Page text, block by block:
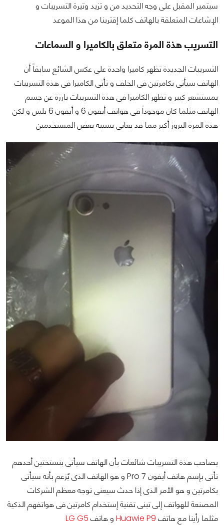
سبتمبر المقبل على وجه التحديد من و تزيد وتيرة التسريبات و
الإشاعات المتعلقة بالهاتف كلما إقتربنا من هذا الموعد
التسريب هذة المرة متعلق بالكاميرا و السماعات
التسريبات الجديدة تظهر كاميرا واحدة على عكس الشائع سابقاً أن
الهاتف سيأتى بكامرتين فى الخلف و تأتى الكاميرا فى هذة التسريبات
بمستشعر كبير و تظهر الكاميرا فى هذة التسريبات بارزة عن جسم
الهاتف مثلما كان موجوداً فى هواتف أيفون 6 و أيفون 6 بلس و لكن
هذة المرة البروز أكبر مما قد يعانى بسببه بعض المستخدمين
يصاحب هذة التسريبات شائعات بأن الهاتف سيأتى بنستختين أحدهم
تأتى بإسم هاتف أيفون 7 Pro و هو الهاتف الذى يٌزعم بأنه سيأتى
بكامرتين و هو الأمر الذى إذا حدث سيعنى توجه معظم الشركات
المصنعة للهواتف إلى تبنى تقنية إستخدام كامرتين فى هواتفهم الذكية
مثلما رأينا مع هاتف Huawie P9 و هاتف LG G5